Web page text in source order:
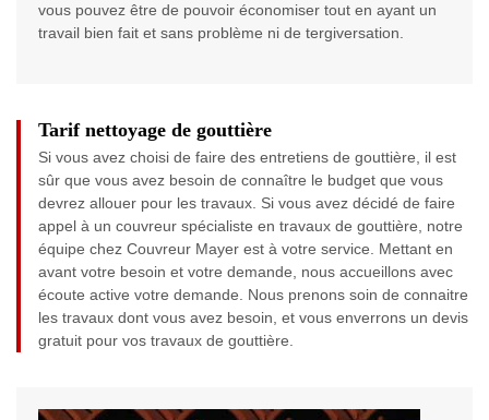
vous pouvez être de pouvoir économiser tout en ayant un
travail bien fait et sans problème ni de tergiversation.
Tarif nettoyage de gouttière
Si vous avez choisi de faire des entretiens de gouttière, il est
sûr que vous avez besoin de connaître le budget que vous
devrez allouer pour les travaux. Si vous avez décidé de faire
appel à un couvreur spécialiste en travaux de gouttière, notre
équipe chez Couvreur Mayer est à votre service. Mettant en
avant votre besoin et votre demande, nous accueillons avec
écoute active votre demande. Nous prenons soin de connaitre
les travaux dont vous avez besoin, et vous enverrons un devis
gratuit pour vos travaux de gouttière.